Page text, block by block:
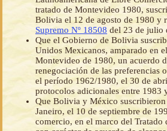
tratado de Montevideo 1980,
Bolivia el 12 de agosto de 1980 y
Supremo Nº 18508 del 23 de julio
Que el Gobierno de Bolivia
Unidos Mexicanos, amparado en
Montevideo de 1980, un acuerdo
renegociación de las preferencias
el período 1962/1980, el 30 de
protocolos adicionales entre 1983
Que Bolivia y México
Janeiro, el 10 de septiembre de
comercio, en el marco del Tratado